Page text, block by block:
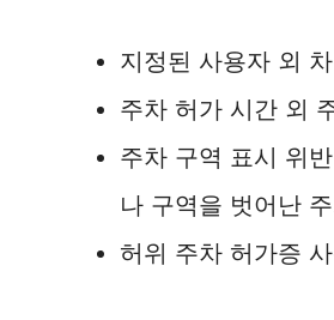
V
i
d
지정된 사용자 외
주차 허가 시간 외
주차 구역 표시 위
나 구역을 벗어난
허위 주차 허가증